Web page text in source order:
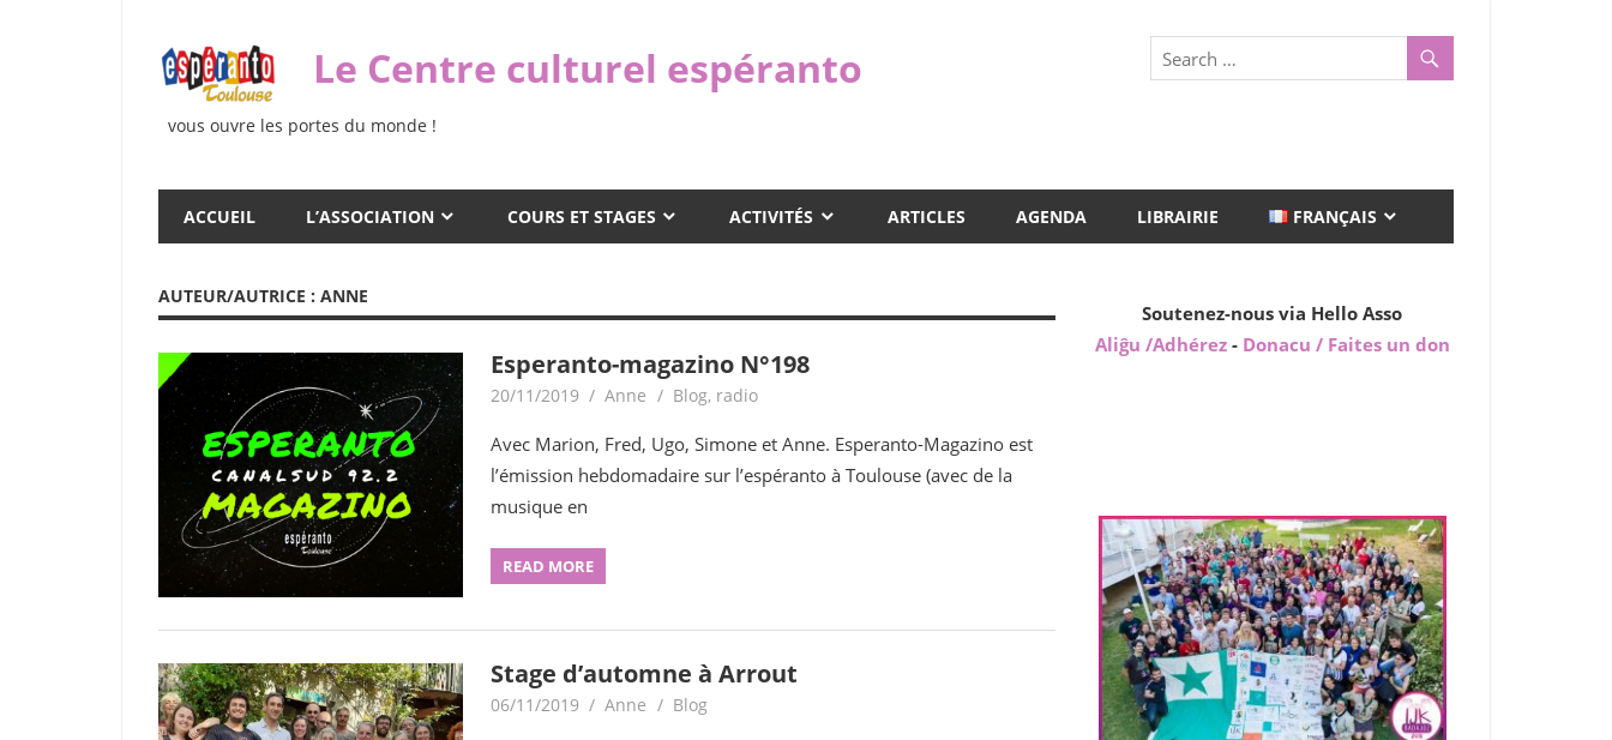
content
Le Centre culturel espéranto
vous ouvre les portes du monde !
ACCUEIL L’ASSOCIATION COURS ET STAGES ACTIVITÉS ARTICLES AGENDA LIBRAIRIE FRANÇAIS
AUTEUR/AUTRICE : ANNE
Esperanto-magazino N°198
20/11/2019 Anne Blog, radio
Avec Marion, Fred, Ugo, Simone et Anne. Esperanto-Magazino est
l’émission hebdomadaire sur l’espéranto à Toulouse (avec de la
musique en
READ MORE
Stage d’automne à Arrout
06/11/2019 Anne Blog
Soutenez-nous via Hello Asso
Aliĝu /Adhérez - Donacu / Faites un don